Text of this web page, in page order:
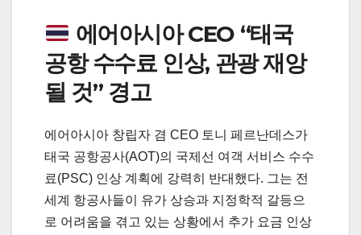
에어아시아 CEO “태국
공항 수수료 인상, 관광 재앙
될 것” 경고
에어아시아 창립자 겸 CEO 토니 페르난데스가
태국 공항공사(AOT)의 국제선 여객 서비스 수수
료(PSC) 인상 계획에 강력히 반대했다. 그는 전
세계 항공사들이 유가 상승과 지정학적 갈등으
로 어려움을 겪고 있는 상황에서 추가 요금 인상